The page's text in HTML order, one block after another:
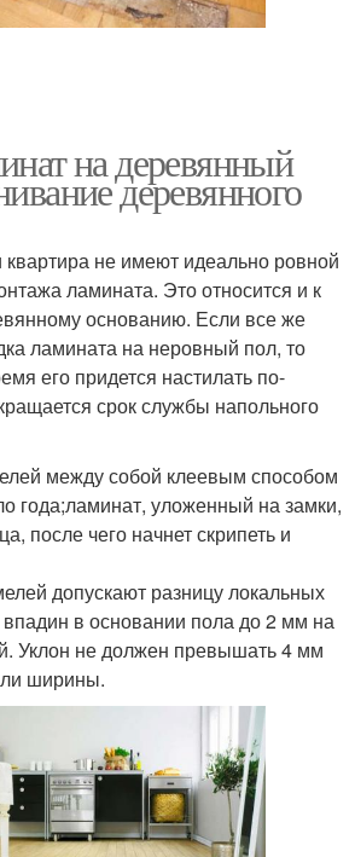
на деревянный
деревянного
не имеют идеально ровной
ламината. Это относится и к
основанию. Если все же
ламината на неровный пол, то
его придется настилать по-
срок службы напольного
между собой клеевым способом
года;ламинат, уложенный на замки,
после чего начнет скрипеть и
допускают разницу локальных
в основании пола до 2 мм на
Уклон не должен превышать 4 мм
ширины.